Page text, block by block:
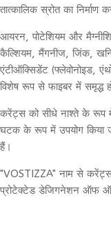
तात्कालिक स्रोत का निर्माण
आयरन, पोटेशियम और
कैल्शियम, मैंगनीज, जिंक,
एंटीऑक्सिडेंट (फ्लेवोनोइड,
विशेष रूप से फाइबर में समृद्ध
करेंट्स को सीधे नाश्ते के रूप
घटक के रूप में उपयोग किया
हैं।
"VOSTIZZA" नाम से करेंट्स
प्रोटेक्टेड डेजिगनेशन ऑफ